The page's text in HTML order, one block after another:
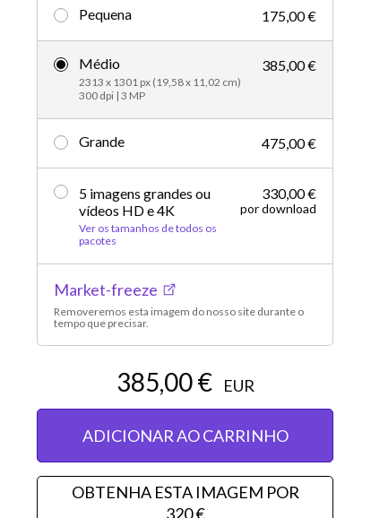
Creative
Editorial
Pequena 175,00 €
Médio
2313 x 1301 px (19,58 x 11,02 cm)
300 dpi | 3 MP
385,00 €
Grande 475,00 €
5 imagens grandes ou
vídeos HD e 4K
Ver os tamanhos de todos os
pacotes
330,00 €
por download
Market-freeze
Removeremos esta imagem do nosso site durante o
tempo que precisar.
385,00 € EUR
ADICIONAR AO CARRINHO
OBTENHA ESTA IMAGEM POR
320 €